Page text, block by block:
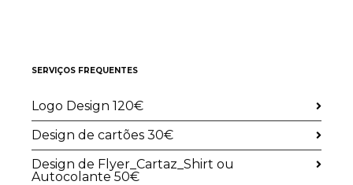
SERVIÇOS FREQUENTES
Logo Design 120€
Design de cartões 30€
Design de Flyer_Cartaz_Shirt ou
Autocolante 50€